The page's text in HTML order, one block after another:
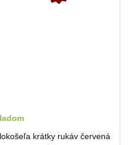
krátky rukáv červená